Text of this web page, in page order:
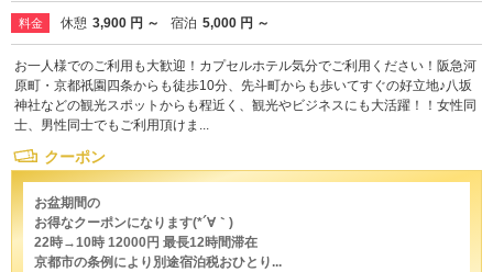
料金 休憩 3,900 円 ～ 宿泊 5,000 円 ～
お一人様でのご利用も大歓迎！カプセルホテル気分でご利用ください！阪急河
原町・京都祇園四条からも徒歩10分、先斗町からも歩いてすぐの好立地♪八坂
神社などの観光スポットからも程近く、観光やビジネスにも大活躍！！女性同
士、男性同士でもご利用頂けま...
クーポン
お盆期間の
お得なクーポンになります(*´∀｀)
22時→10時 12000円 最長12時間滞在
京都市の条例により別途宿泊税おひとり...